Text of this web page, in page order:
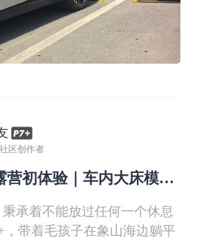
社区创作者
营初体验｜车内大床模式
承着不能放过任何一个休息
，带着毛孩子在象山海边躺平